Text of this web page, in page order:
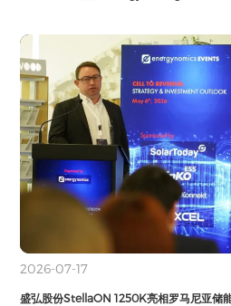
2026-07-17
盛弘股份StellaON 1250K亮相罗马尼亚储